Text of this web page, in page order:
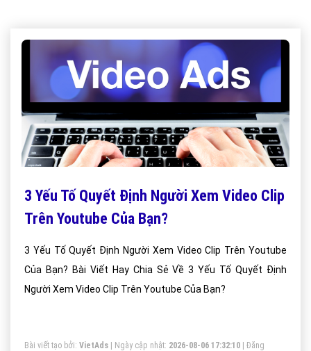
3 Yếu Tố Quyết Định Người Xem Video Clip
Trên Youtube Của Bạn?
3 Yếu Tố Quyết Định Người Xem Video Clip Trên Youtube
Của Bạn? Bài Viết Hay Chia Sẻ Về 3 Yếu Tố Quyết Định
Người Xem Video Clip Trên Youtube Của Bạn?
Bài viết tạo bởi: VietAds | Ngày cập nhật: 2026-08-06 17:32:10
Đăng